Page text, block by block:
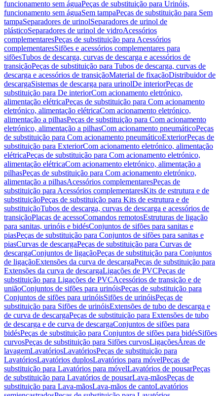
funcionamento sem águaPeças de substituição para Urinóis,
funcionamento sem águaSem tampaPeças de substituição para Sem
tampaSeparadores de urinolSeparadores de urinol de
plásticoSeparadores de urinol de vidroAcessórios
complementaresPeças de substituição para Acessórios
complementaresSifões e acessórios complementares para
sifõesTubos de descarga, curvas de descarga e acessórios de
transiçãoPeças de substituição para Tubos de descarga, curvas de
descarga e acessórios de transiçãoMaterial de fixaçãoDistribuidor de
descargaSistemas de descarga para urinolDe interiorPeças de
substituição para De interiorCom acionamento eletrónico,
alimentação elétricaPeças de substituição para Com acionamento
eletrónico, alimentação elétricaCom acionamento eletrónico,
alimentação a pilhasPeças de substituição para Com acionamento
eletrónico, alimentação a pilhasCom acionamento pneumáticoPeças
de substituição para Com acionamento pneumáticoExteriorPeças de
substituição para ExteriorCom acionamento eletrónico, alimentação
elétricaPeças de substituição para Com acionamento eletrónico,
alimentação elétricaCom acionamento eletrónico, alimentação a
pilhasPeças de substituição para Com acionamento eletrónico,
alimentação a pilhasAcessórios complementaresPeças de
substituição para Acessórios complementaresKits de estrutura e de
substituiçãoPeças de substituição para Kits de estrutura e de
substituiçãoTubos de descarga, curvas de descarga e acessórios de
transiçãoPlacas de acessoComandos remotosEstruturas de ligação
para sanitas, urinóis e bidésConjuntos de sifões para sanitas e
piasPeças de substituição para Conjuntos de sifões para sanitas e
piasCurvas de descargaPeças de substituição para Curvas de
descargaConjuntos de ligaçãoPeças de substituição para Conjuntos
de ligaçãoExtensões da curva de descargaPeças de substituição para
Extensões da curva de descargaLigações de PVCPeças de
substituição para Ligações de PVCAcessórios de transição e de
uniãoConjuntos de sifões para urinóisPeças de substituição para
Conjuntos de sifões para urinóisSifões de urinóisPeças de
substituição para Sifões de urinóisExtensões de tubo de descarga e
de curva de descargaPeças de substituição para Extensões de tubo
de descarga e de curva de descargaConjuntos de sifões para
bidésPeças de substituição para Conjuntos de sifões para bidésSifões
curvosPeças de substituição para Sifões curvosLigaçõesÁreas de
lavagemLavatóriosLavatóriosPeças de substituição para
LavatóriosLavatórios duplosLavatórios para móvelPeças de
substituição para Lavatórios para móvelLavatórios de pousarPeças
de substituição para Lavatórios de pousarLava-mãosPeças de
substituição para Lava-mãosLava-mãos de cantoLavatórios